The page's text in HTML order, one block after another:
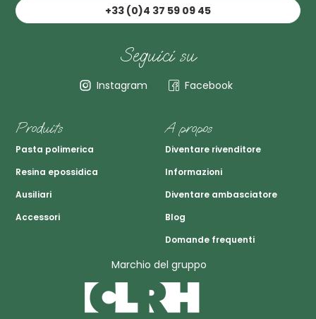
+33 (0)4 37 59 09 45
Seguici su
Instagram Facebook
Produits
Pasta polimerica
Resina epossidica
Ausiliari
Accessori
A propos
Diventare rivenditore
Informazioni
Diventare ambasciatore
Blog
Domande frequenti
Marchio del gruppo